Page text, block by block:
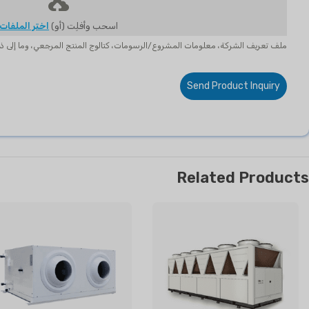
اسحب وأفلِت (أو) اختر الملفات
ملف تعريف الشركة، معلومات المشروع/الرسومات، كتالوج المنتج المرجعي، وما إلى
Send Product Inquiry
Related Products